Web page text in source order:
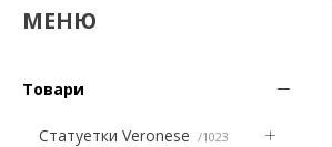
Товари
Статуетки Veronese 1023